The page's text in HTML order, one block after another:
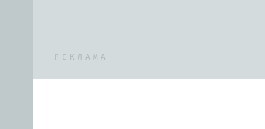
РЕКЛАМА